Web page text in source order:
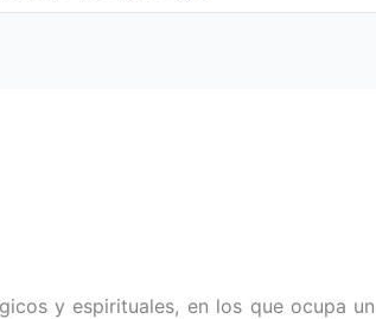
y espirituales, en los que ocupa